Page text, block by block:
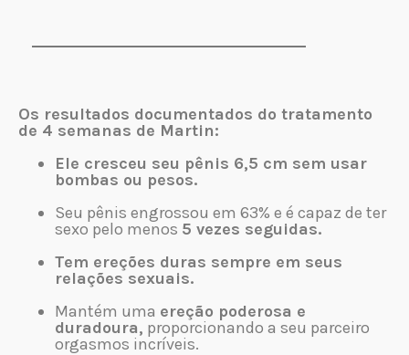
Os resultados documentados do tratamento
de 4 semanas de Martin:
Ele cresceu seu pênis 6,5 cm sem usar
bombas ou pesos.
Seu pênis engrossou em 63% e é capaz de ter
sexo pelo menos 5 vezes seguidas.
Tem ereções duras sempre em seus
relações sexuais.
Mantém uma ereção poderosa e
duradoura, proporcionando a seu parceiro
orgasmos incríveis.